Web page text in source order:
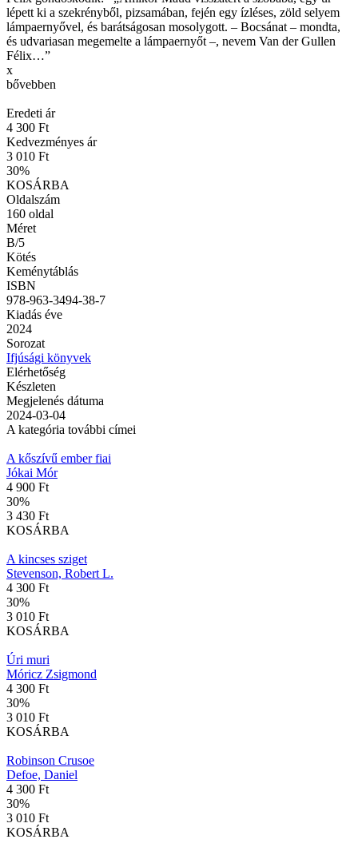
lépett ki a szekrényből, pizsamában, fején egy ízléses, zöld selyem
lámpaernyővel, és barátságosan mosolygott. – Bocsánat – mondta,
és udvariasan megemelte a lámpaernyőt –, nevem Van der Gullen
Félix…”
x
bővebben
Eredeti ár
4 300 Ft
Kedvezményes ár
3 010 Ft
30%
KOSÁRBA
Oldalszám
160 oldal
Méret
B/5
Kötés
Keménytáblás
ISBN
978-963-3494-38-7
Kiadás éve
2024
Sorozat
Ifjúsági könyvek
Elérhetőség
Készleten
Megjelenés dátuma
2024-03-04
A kategória további címei
A kőszívű ember fiai
Jókai Mór
4 900 Ft
30%
3 430 Ft
KOSÁRBA
A kincses sziget
Stevenson, Robert L.
4 300 Ft
30%
3 010 Ft
KOSÁRBA
Úri muri
Móricz Zsigmond
4 300 Ft
30%
3 010 Ft
KOSÁRBA
Robinson Crusoe
Defoe, Daniel
4 300 Ft
30%
3 010 Ft
KOSÁRBA